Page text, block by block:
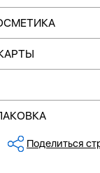
Поделиться